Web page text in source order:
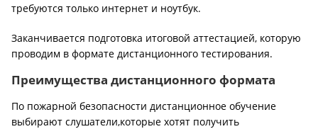
требуются только интернет и ноутбук.
Заканчивается подготовка итоговой аттестацией, которую
проводим в формате дистанционного тестирования.
Преимущества дистанционного формата
По пожарной безопасности дистанционное обучение
выбирают слушатели,которые хотят получить